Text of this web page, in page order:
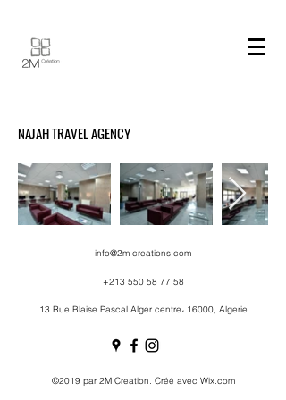
NAJAH TRAVEL AGENCY
info@2m-creations.com
+213 550 58 77 58
13 Rue Blaise Pascal Alger centre، 16000, Algerie
©2019 par 2M Creation. Créé avec Wix.com